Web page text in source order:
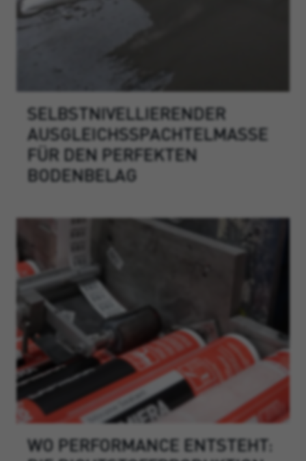
SELBSTNIVELLIERENDER
AUSGLEICHSSPACHTELMASSE
FÜR DEN PERFEKTEN
BODENBELAG
WO PERFORMANCE ENTSTEHT: